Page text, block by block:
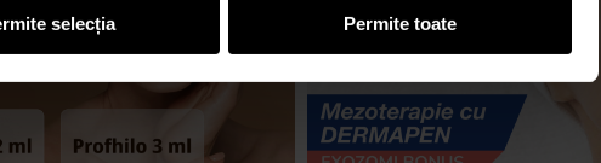
selecția Permite toate